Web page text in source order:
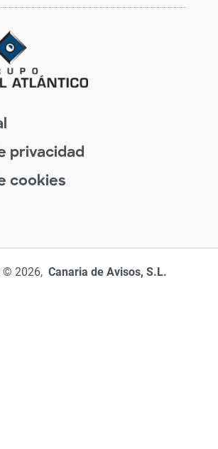
privacidad
cookies
© 2026, Canaria de Avisos, S.L.